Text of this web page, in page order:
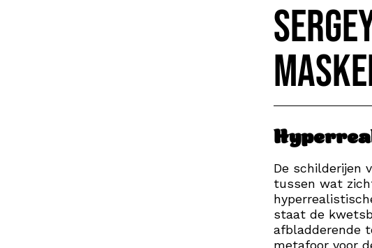
De schilderijen
tussen wat
staat de
afbladderende
metafoor voor